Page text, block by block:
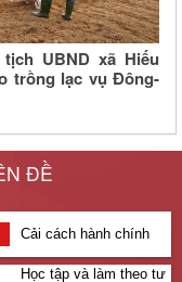
UBND xã Hiếu
trồng lạc vụ Đông-
Phó Bí thư Đảng ủy,
đơn vị đã đi kiểm
nông dân trên địa bàn
toán ngân sách năm
ĐỀ
Cải cách hành chính
Học tập và làm theo tư